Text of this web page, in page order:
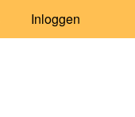
Inloggen